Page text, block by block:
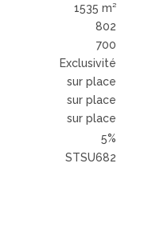
1535 m²
802
700
Exclusivité
sur place
sur place
sur place
5%
STSU682